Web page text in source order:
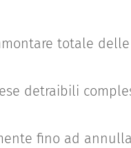
totale
detraibili
fino ad